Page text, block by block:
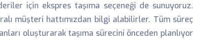
için ekspres taşıma seçeneği de sunuyoruz.
müşteri hattımızdan bilgi alabilirler. Tüm süreç
oluşturarak taşıma sürecini önceden planlıyor